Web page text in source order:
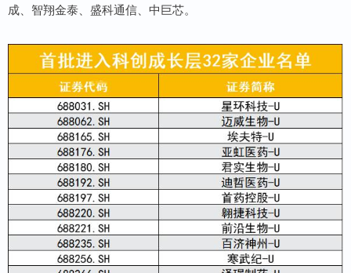
成、智翔金泰、盛科通信、中巨芯。